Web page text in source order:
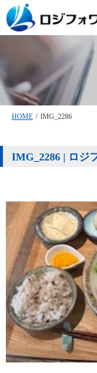
HOME / IMG_2286
IMG_2286 | ロジ